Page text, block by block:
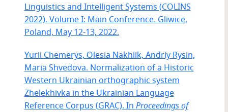
Linguistics and Intelligent Systems (COLINS
2022). Volume I: Main Conference. Gliwice,
Poland, May 12-13, 2022.
Yurii Chemerys, Olesia Nakhlik, Andriy Rysin,
Maria Shvedova. Normalization of a Historic
Western Ukrainian orthographic system
Zhelekhivka in the Ukrainian Language
Reference Corpus (GRAC). In Proceedings of